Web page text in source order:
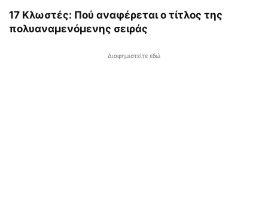
17 Κλωστές: Πού αναφέρεται ο τίτλος της
πολυαναμενόμενης σειράς
Διαφημιστείτε εδώ